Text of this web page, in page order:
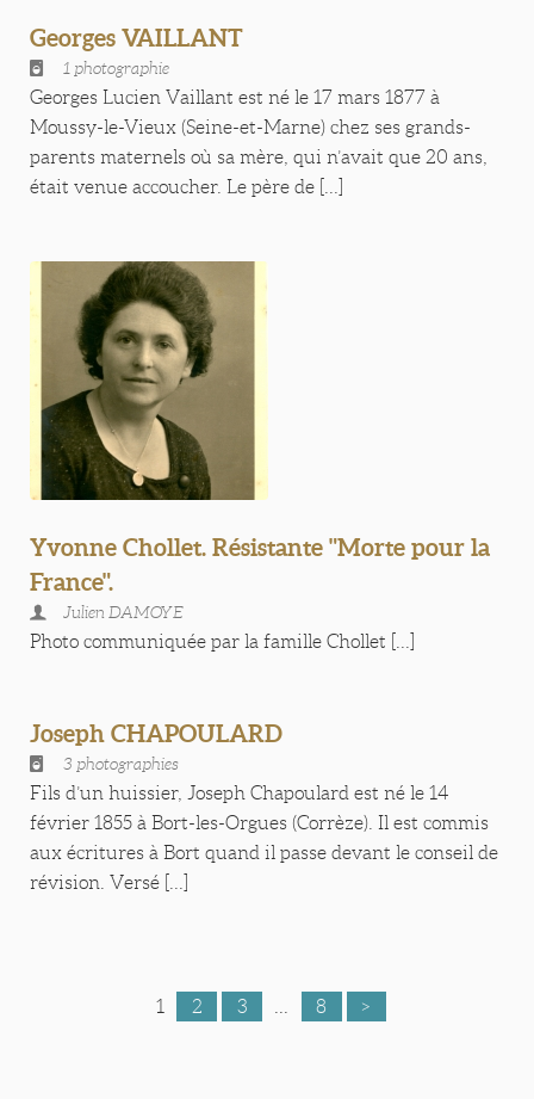
Georges VAILLANT
1 photographie
Georges Lucien Vaillant est né le 17 mars 1877 à
Moussy-le-Vieux (Seine-et-Marne) chez ses grands-
parents maternels où sa mère, qui n’avait que 20 ans,
était venue accoucher. Le père de [...]
Yvonne Chollet. Résistante "Morte pour la
France".
Julien DAMOYE
Photo communiquée par la famille Chollet [...]
Joseph CHAPOULARD
3 photographies
Fils d’un huissier, Joseph Chapoulard est né le 14
février 1855 à Bort-les-Orgues (Corrèze). Il est commis
aux écritures à Bort quand il passe devant le conseil de
révision. Versé [...]
1 2 3 8 >